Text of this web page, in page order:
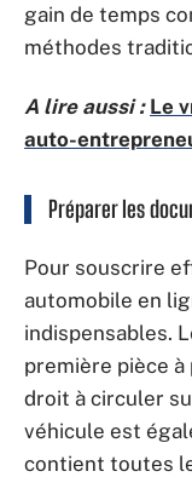
gain de temps
méthodes
A lire aussi : Le
auto-
Préparer les
Pour souscrire
automobile en
indispensables.
première pièce
droit à circuler
véhicule est
contient toutes